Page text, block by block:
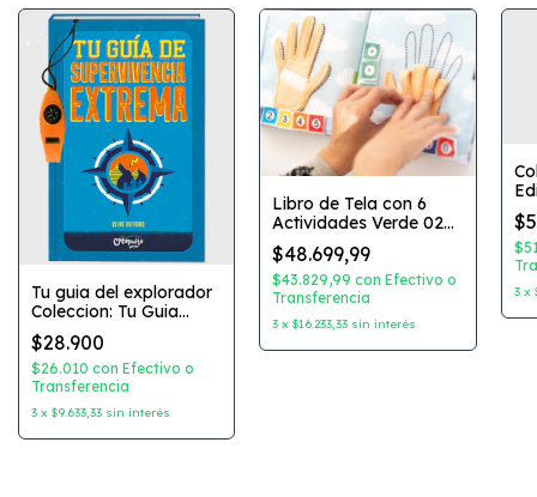
Tu guia del explorador
Coleccion: Tu Guia
Autor: Justin Miles
Editorial: Catapulta
$28.900
$26.010 con Efectivo o
Transferencia
3 x $9.633,33 sin interés
Libro de Tela con 6
Actividades Verde 02
Editorial: Kiwi Libros
Sensoriales
$48.699,99
$43.829,99con Efectivo o
Transferencia
3 x$16.233,33 sin interés
3 x